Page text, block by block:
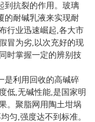
到抗裂的作用。玻璃
的耐碱乳液来实现耐
行业迅速崛起,各大市
冒为劣,以次充好的现
时掌握一定的辨别技
是利用回收的高碱碎
低,无碱性能,是国家明
。聚脂网用陶土坩埚
匀,强度达不到标准。